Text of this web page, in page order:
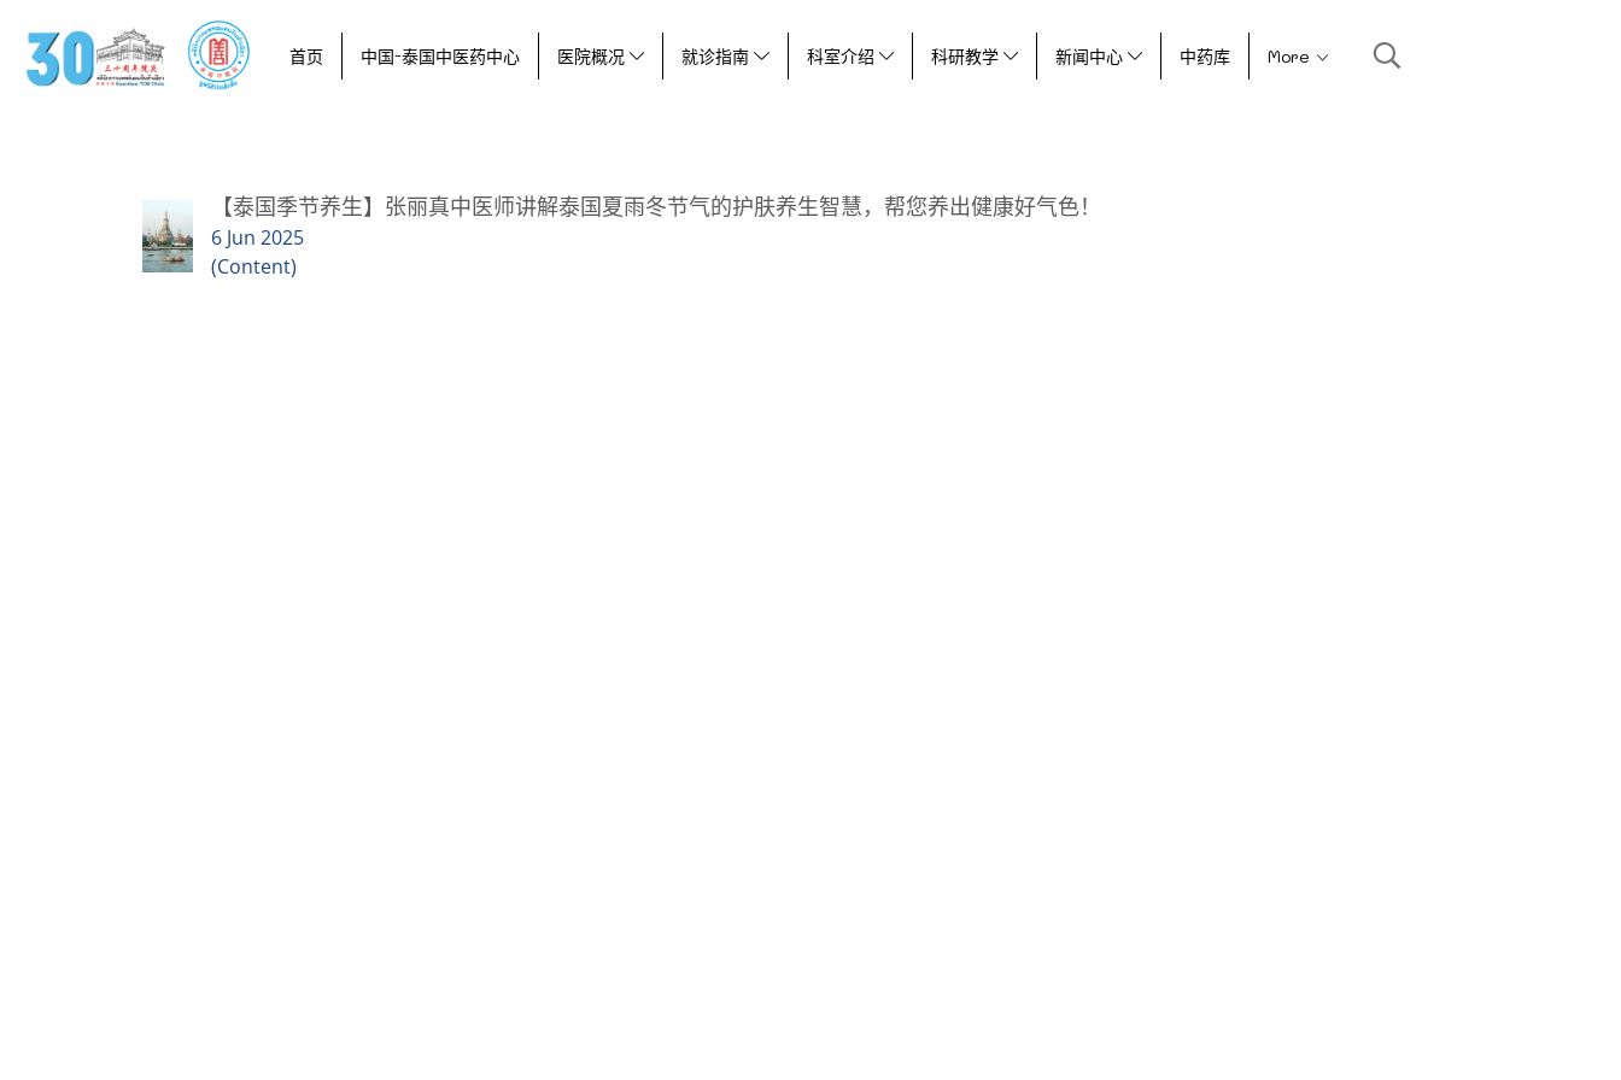
首页 中国-泰国中医药中心 医院概况 就诊指南 科室介绍 科研教学 新闻中心 中药库 More
【泰国季节养生】张丽真中医师讲解泰国夏雨冬节气的护肤养生智慧，帮您养出健康好气色！
6 Jun 2025
(Content)